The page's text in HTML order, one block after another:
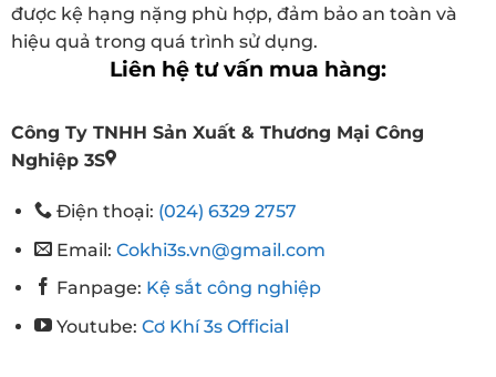
được kệ hạng nặng phù hợp, đảm bảo an toàn và
hiệu quả trong quá trình sử dụng.
Liên hệ tư vấn mua hàng:
Công Ty TNHH Sản Xuất & Thương Mại Công
Nghiệp 3S
Điện thoại: (024) 6329 2757
Email: Cokhi3s.vn@gmail.com
Fanpage: Kệ sắt công nghiệp
Youtube: Cơ Khí 3s Official